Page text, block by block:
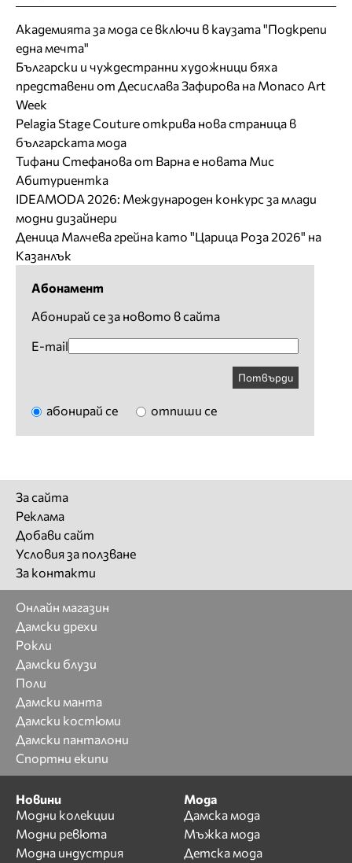
Академията за мода се включи в каузата "Подкрепи
една мечта"
Български и чуждестранни художници бяха
представени от Десислава Зафирова на Monaco Art
Week
Pelagia Stage Couture открива нова страница в
българската мода
Тифани Стефанова от Варна е новата Мис
Абитуриентка
IDEAMODA 2026: Международен конкурс за млади
модни дизайнери
Деница Малчева грейна като "Царица Роза 2026" на
Казанлък
Абонамент
Абонирай се за новото в сайта
E-mail
Потвърди
абонирай се отпиши се
За сайта
Реклама
Добави сайт
Условия за ползване
За контакти
Онлайн магазин
Дамски дрехи
Рокли
Дамски блузи
Поли
Дамски манта
Дамски костюми
Дамски панталони
Спортни екипи
Новини
Модни колекции
Модни ревюта
Модна индустрия
Мода
Дамска мода
Мъжка мода
Детска мода